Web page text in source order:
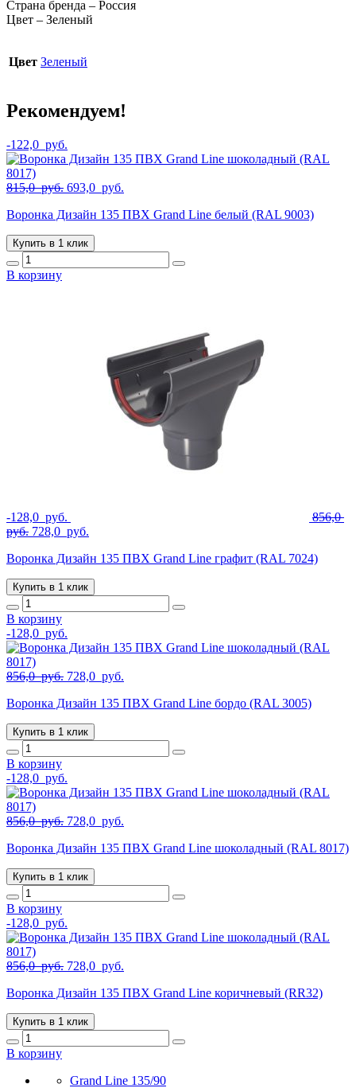
Страна бренда – Россия
Цвет – Зеленый
Цвет Зеленый
Рекомендуем!
-122,0 руб.
815,0руб. Первоначальная
составляла
руб..
693,0 руб.
693,0
Воронка Дизайн 135 ПВХ Grand Line белый (RAL 9003)
Купить в 1 клик
В корзину
-128,0 руб.
856,0
руб. Первоначальная
составляла
руб..
728,0 руб.
728,0
Воронка Дизайн 135 ПВХ Grand Line графит (RAL 7024)
Купить в 1 клик
В корзину
-128,0 руб.
856,0руб. Первоначальная
составляла
руб..
728,0 руб.
728,0
Воронка Дизайн 135 ПВХ Grand Line бордо (RAL 3005)
Купить в 1 клик
В корзину
-128,0 руб.
856,0руб. Первоначальная
составляла
руб..
728,0 руб.
728,0
Воронка Дизайн 135 ПВХ Grand Line шоколадный (RAL 8017)
Купить в 1 клик
В корзину
-128,0 руб.
856,0руб. Первоначальная
составляла
руб..
728,0 руб.
728,0
Воронка Дизайн 135 ПВХ Grand Line коричневый (RR32)
Купить в 1 клик
В корзину
Grand Line 135/90